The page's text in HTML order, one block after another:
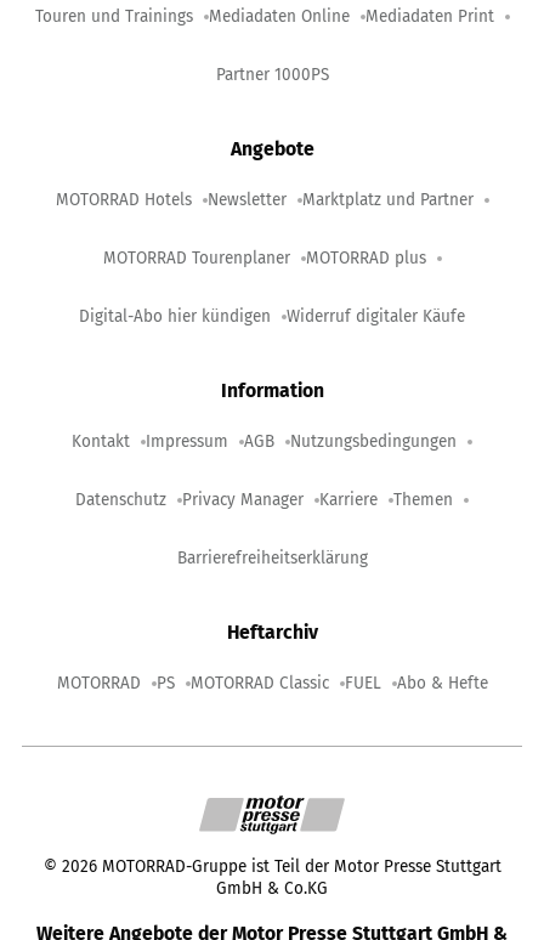
Touren und Trainings Mediadaten Online Mediadaten Print
Partner 1000PS
Angebote
MOTORRAD Hotels Newsletter Marktplatz und Partner
MOTORRAD Tourenplaner MOTORRAD plus
Digital-Abo hier kündigen Widerruf digitaler Käufe
Information
Kontakt Impressum AGB Nutzungsbedingungen
Datenschutz Privacy Manager Karriere Themen
Barrierefreiheitserklärung
Heftarchiv
MOTORRAD PS MOTORRAD Classic FUEL Abo & Hefte
© 2026 MOTORRAD-Gruppe ist Teil der Motor Presse Stuttgart
GmbH & Co.KG
Weitere Angebote der Motor Presse Stuttgart GmbH &